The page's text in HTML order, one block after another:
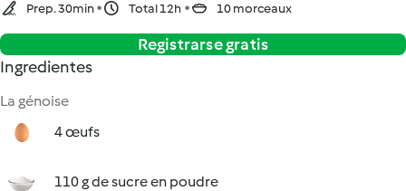
Prep. 30min Total 12h 10 morceaux
Registrarse gratis
Ingredientes
La génoise
4 œufs
110 g de sucre en poudre